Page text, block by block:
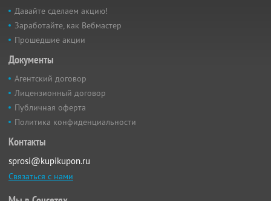
Давайте сделаем акцию!
Заработайте, как Вебмастер
Прошедшие акции
Документы
Агентский договор
Лицензионный договор
Публичная оферта
Политика конфиденциальности
Контакты
sprosi@kupikupon.ru
Связаться с нами